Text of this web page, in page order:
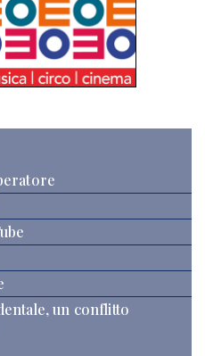
un conflitto